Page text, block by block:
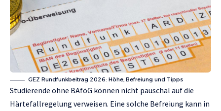
GEZ Rundfunkbeitrag 2026: Höhe, Befreiung und Tipps
Studierende ohne BAföG können nicht pauschal auf die
Härtefallregelung verweisen. Eine solche Befreiung kann in